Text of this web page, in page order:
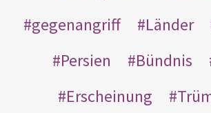
gegenangriff
Länder
Persien
Bündnis
Erscheinung